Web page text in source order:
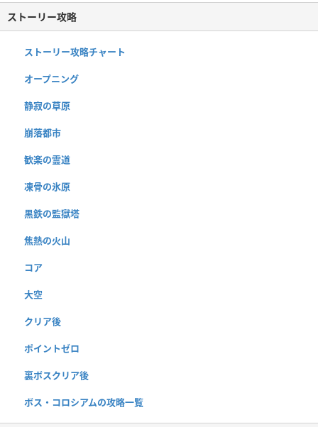
ストーリー攻略
ストーリー攻略チャート
オープニング
静寂の草原
崩落都市
歓楽の霊道
凍骨の氷原
黒鉄の監獄塔
焦熱の火山
コア
大空
クリア後
ポイントゼロ
裏ボスクリア後
ボス・コロシアムの攻略一覧